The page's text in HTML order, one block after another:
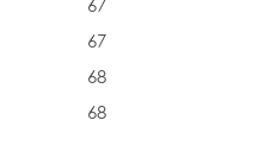
67
67
68
68